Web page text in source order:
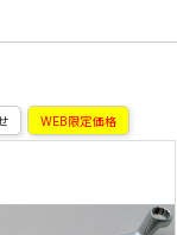
WEB限定価格